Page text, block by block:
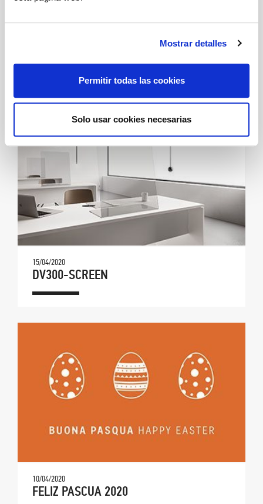
Mostrar detalles
Permitir todas las cookies
Solo usar cookies necesarias
15/04/2020
DV300-SCREEN
10/04/2020
FELIZ PASCUA 2020